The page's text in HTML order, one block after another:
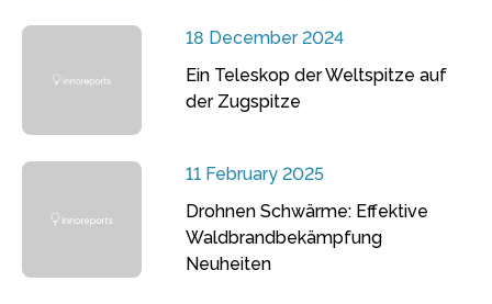
18 December 2024
Ein Teleskop der Weltspitze auf
der Zugspitze
11 February 2025
Drohnen Schwärme: Effektive
Waldbrandbekämpfung
Neuheiten